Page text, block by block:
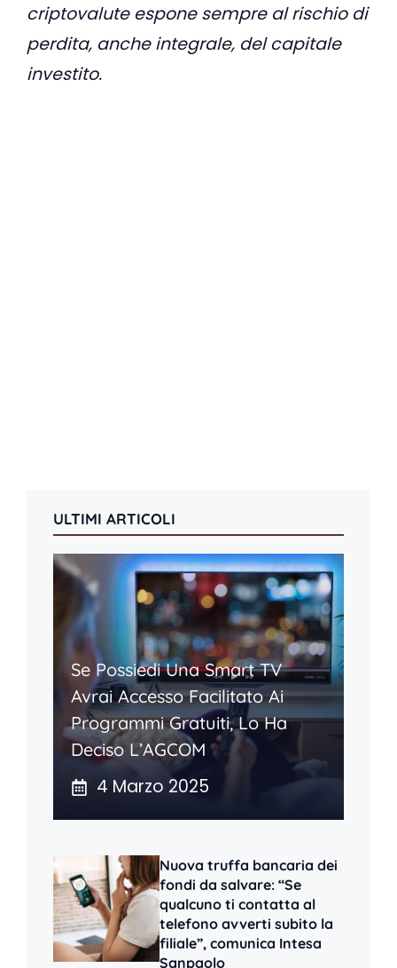
criptovalute espone sempre al rischio di
perdita, anche integrale, del capitale
investito.
ULTIMI ARTICOLI
Se Possiedi Una Smart TV
Avrai Accesso Facilitato Ai
Programmi Gratuiti, Lo Ha
Deciso L’AGCOM
4 Marzo 2025
Nuova truffa bancaria dei
fondi da salvare: “Se
qualcuno ti contatta al
telefono avverti subito la
filiale”, comunica Intesa
Sanpaolo